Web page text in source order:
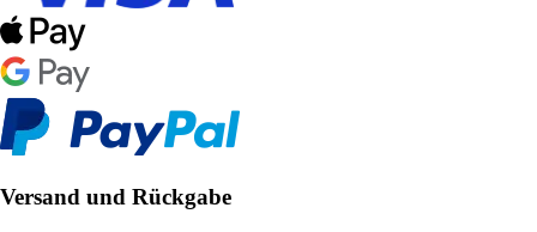
Versand und Rückgabe